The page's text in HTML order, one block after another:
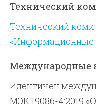
Технический
Технический
«Информационные
Международные
Идентичен
МЭК 19086-4:2019